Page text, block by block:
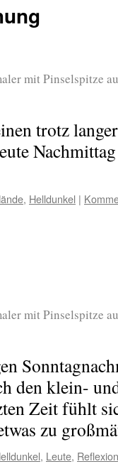
mit Pinselspitze
trotz
, Helldunkel |
mit Pinselspitze
den klein-
Zeit fühlt
zu
, Leute, Reflexion